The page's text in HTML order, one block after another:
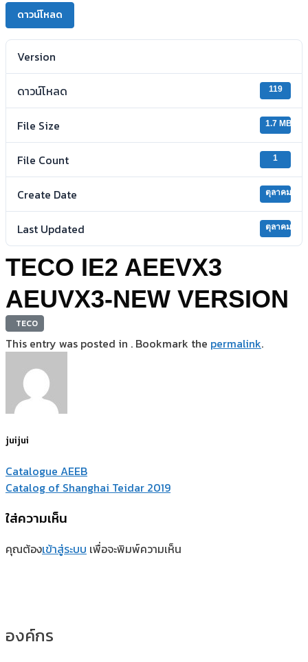
ดาวน์โหลด
Version
ดาวน์โหลด 119
File Size 1.7 MB
File Count 1
Create Date ตุลาคม 2,
Last Updated ตุลาคม 2,
TECO IE2 AEEVX3
AEUVX3-NEW VERSION
TECO
This entry was posted in . Bookmark the permalink.
juijui
Catalogue AEEB
Catalog of Shanghai Teidar 2019
ใส่ความเห็น
คุณต้องเข้าสู่ระบบ เพื่อจะพิมพ์ความเห็น
องค์กร